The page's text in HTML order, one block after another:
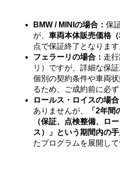
BMW / MINIの場合： 保
が、 車両本体販売価格
点で保証終了となります
フェラーリの場合： 走
リ）ですが、詳細な保
個別の契約条件や車両
るため、ご成約前に必ず
ロールス・ロイスの場合
ありませんが、
「2年
（保証、点検整備、ロ
ス）」という期間内の
たプログラムを展開して